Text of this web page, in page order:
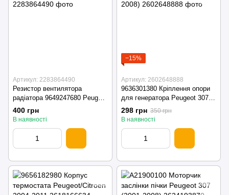
Артикул: 2283864490
Резистор вентилятора
радіатора 9649247680 Peugeot
/ Citroen
400 грн
В наявності
−15%
Артикул: 2602648888
9636301380 Кріплення опори
для генератора Peugeot 307
1.6 (2001-2008)
298 грн 350 грн
В наявності